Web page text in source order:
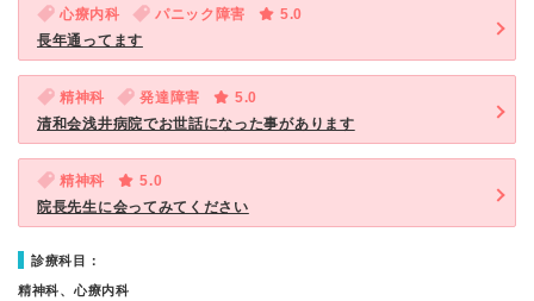
心療内科 パニック障害
5.0
長年通ってます
精神科 発達障害
5.0
清和会浅井病院でお世話になった事があります
精神科
5.0
院長先生に会ってみてください
診療科目：
精神科、心療内科